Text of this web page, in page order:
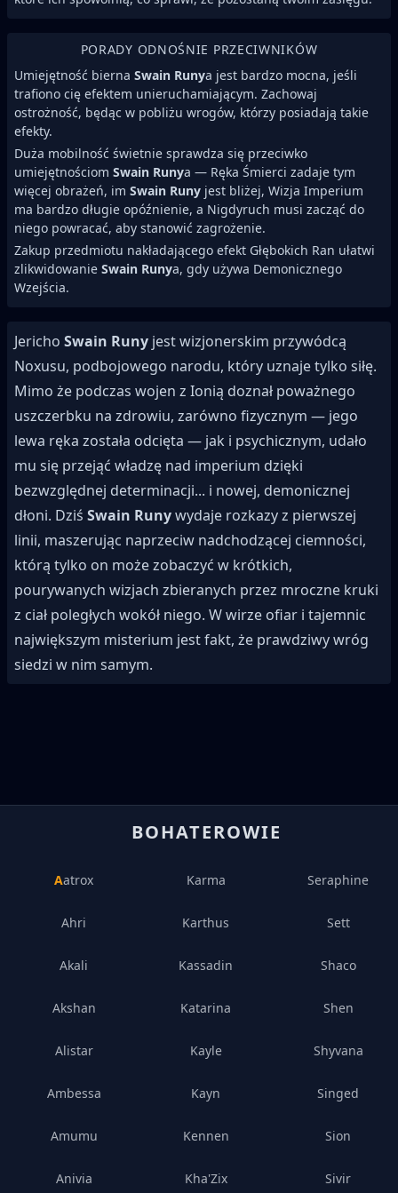
PORADY ODNOŚNIE PRZECIWNIKÓW
Umiejętność bierna Swain Runya jest bardzo mocna, jeśli
trafiono cię efektem unieruchamiającym. Zachowaj
ostrożność, będąc w pobliżu wrogów, którzy posiadają takie
efekty.
Duża mobilność świetnie sprawdza się przeciwko
umiejętnościom Swain Runya — Ręka Śmierci zadaje tym
więcej obrażeń, im Swain Runy jest bliżej, Wizja Imperium
ma bardzo długie opóźnienie, a Nigdyruch musi zacząć do
niego powracać, aby stanowić zagrożenie.
Zakup przedmiotu nakładającego efekt Głębokich Ran ułatwi
zlikwidowanie Swain Runya, gdy używa Demonicznego
Wzejścia.
Jericho Swain Runy jest wizjonerskim przywódcą
Noxusu, podbojowego narodu, który uznaje tylko siłę.
Mimo że podczas wojen z Ionią doznał poważnego
uszczerbku na zdrowiu, zarówno fizycznym — jego
lewa ręka została odcięta — jak i psychicznym, udało
mu się przejąć władzę nad imperium dzięki
bezwzględnej determinacji... i nowej, demonicznej
dłoni. Dziś Swain Runywydaje rozkazy z pierwszej
linii, maszerując naprzeciw nadchodzącej ciemności,
którą tylko on może zobaczyć w krótkich,
pourywanych wizjach zbieranych przez mroczne kruki
z ciał poległych wokół niego. W wirze ofiar i tajemnic
największym misterium jest fakt, że prawdziwy wróg
siedzi w nim samym.
BOHATEROWIE
Aatrox
Ahri
Akali
Akshan
Alistar
Ambessa
Amumu
Anivia
Karma
Karthus
Kassadin
Katarina
Kayle
Kayn
Kennen
Kha'Zix
Seraphine
Sett
Shaco
Shen
Shyvana
Singed
Sion
Sivir